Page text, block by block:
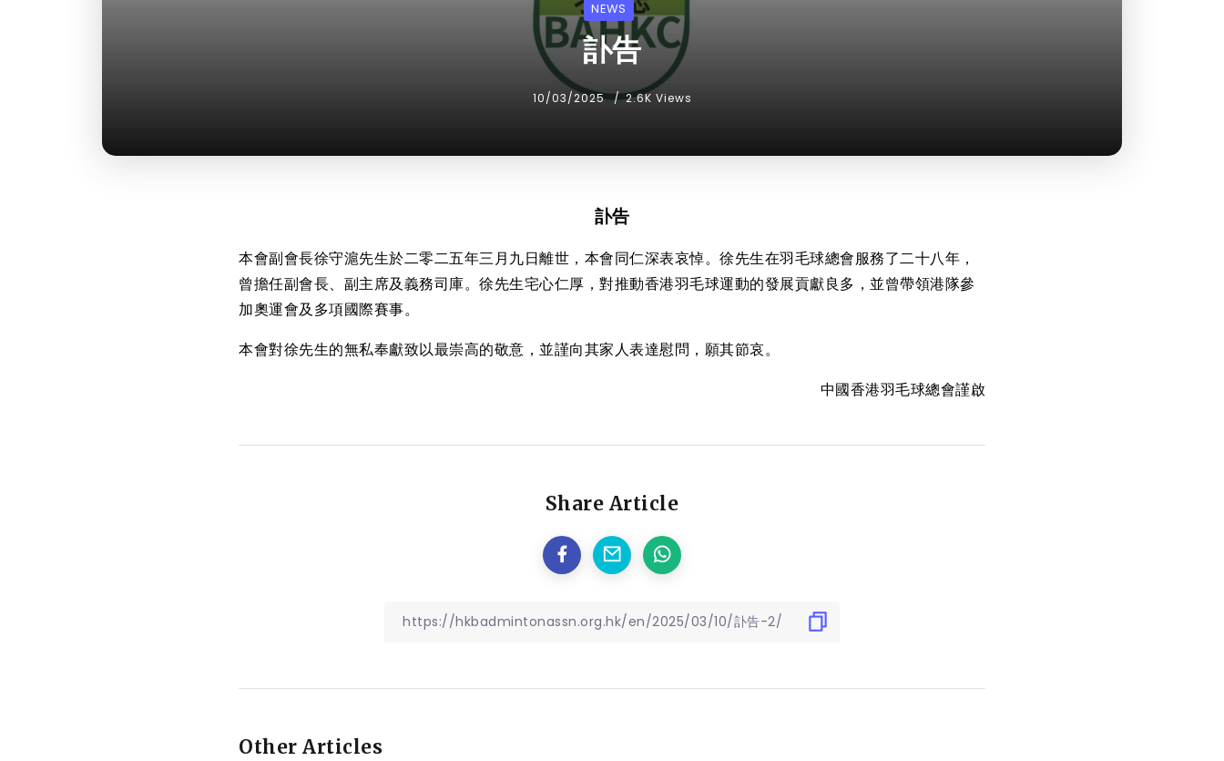
NEWS
訃告
10/03/2025 2.6K Views
訃告
本會副會長徐守滬先生於二零二五年三月九日離世，本會同仁深表哀悼。徐先生在羽毛球總會服務了二十八年，
曾擔任副會長、副主席及義務司庫。徐先生宅心仁厚，對推動香港羽毛球運動的發展貢獻良多，並曾帶領港隊參
加奧運會及多項國際賽事。
本會對徐先生的無私奉獻致以最崇高的敬意，並謹向其家人表達慰問，願其節哀。
中國香港羽毛球總會謹啟
Share Article
Other Articles